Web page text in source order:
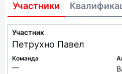
Участники
Участник
Петрухно Павел
Команда
—